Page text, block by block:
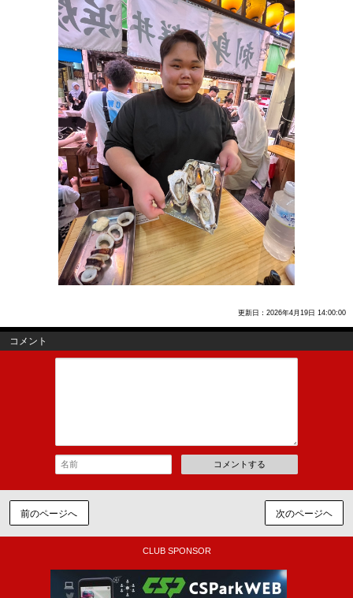
更新日：2026年4月19日 14:00:00
コメント
コメントする
前のページへ 次のページヘ
CLUB SPONSOR